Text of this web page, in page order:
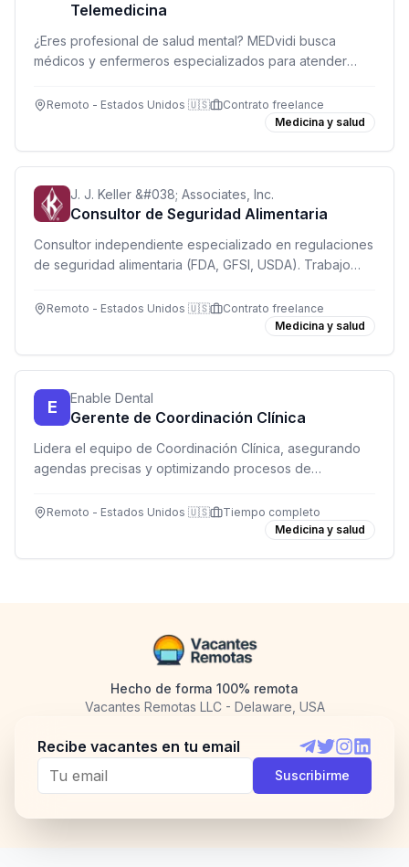
Telemedicina
¿Eres profesional de salud mental? MEDvidi busca
médicos y enfermeros especializados para atender
apoyo administrativo completo.
Remoto - Estados Unidos 🇺🇸
Contrato freelance
Medicina y salud
J. J. Keller &#038; Associates, Inc.
Consultor de Seguridad Alimentaria
Consultor independiente especializado en regulaciones
de seguridad alimentaria (FDA, GFSI, USDA). Trabajo
Remoto - Estados Unidos 🇺🇸
Contrato freelance
Medicina y salud
E Enable Dental
Gerente de Coordinación Clínica
Lidera el equipo de Coordinación Clínica, asegurando
agendas precisas y optimizando procesos de
Remoto - Estados Unidos 🇺🇸
Tiempo completo
Medicina y salud
Hecho de forma 100% remota
Vacantes Remotas LLC - Delaware, USA
Recibe vacantes en tu email
Telegram
TwitterInstagram
Suscribirme